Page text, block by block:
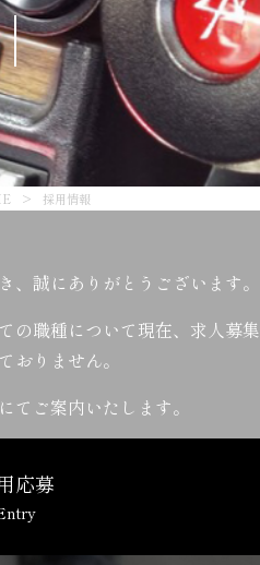
> 採用情報
、誠にありがとうございます。
の職種について現在、求人募集
おりません。
てご案内いたします。
応募